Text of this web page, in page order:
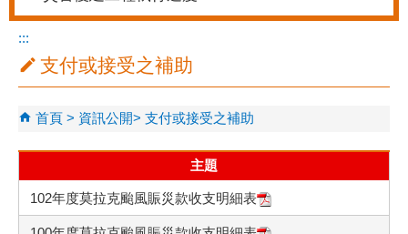
:::
支付或接受之補助
首頁 資訊公開 支付或接受之補助
主題
102年度莫拉克颱風賑災款收支明細表